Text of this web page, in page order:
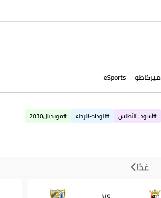
ميركاطو eSports
#أسود_الأطلس #الوداد-الرجاء #مونديال2030
غدًا